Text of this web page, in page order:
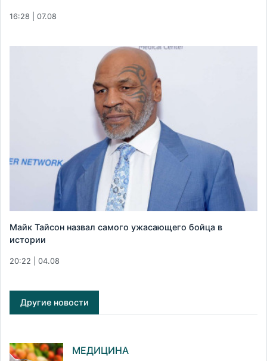
16:28 | 07.08
Майк Тайсон назвал самого ужасающего бойца в
истории
20:22 | 04.08
Другие новости
МЕДИЦИНА